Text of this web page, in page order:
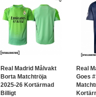
Real Madrid Målvakt
Borta Matchtröja
2025-26 Kortärmad
Billigt
Real
Goes